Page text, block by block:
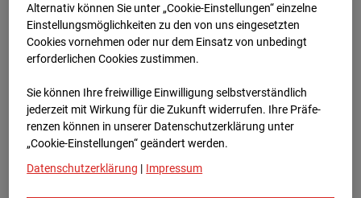
Arnulf Klett Platz, 70173 Stuttgart
Zur Übersicht
Europe/Berlin
Alternativ können Sie unter „Cookie-Einstellungen“ einzelne
Einstellungsmöglichkeiten zu den von uns eingesetzten
Cookies vornehmen oder nur dem Einsatz von unbedingt
erforderlichen Cookies zustimmen.
Sie können Ihre freiwillige Einwilligung selbstverständlich
jederzeit mit Wirkung für die Zukunft widerrufen. Ihre Prä­fe­
renzen können in unserer Datenschutzerklärung unter
„Cookie-Einstellungen“ geändert werden.
Datenschutzerklärung | Impressum